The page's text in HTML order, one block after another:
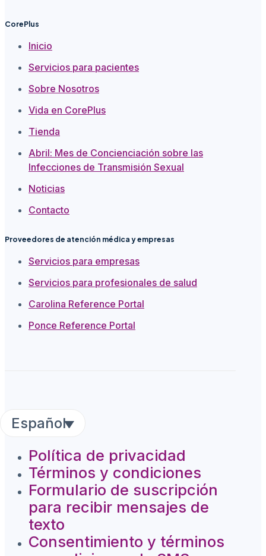
CorePlus
Inicio
Servicios para pacientes
Sobre Nosotros
Vida en CorePlus
Tienda
Abril: Mes de Concienciación sobre las
Infecciones de Transmisión Sexual
Noticias
Contacto
Proveedores de atención médica y empresas
Servicios para empresas
Servicios para profesionales de salud
Carolina Reference Portal
Ponce Reference Portal
Español
Política de privacidad
Términos y condiciones
Formulario de suscripción
para recibir mensajes de
texto
Consentimiento y términos